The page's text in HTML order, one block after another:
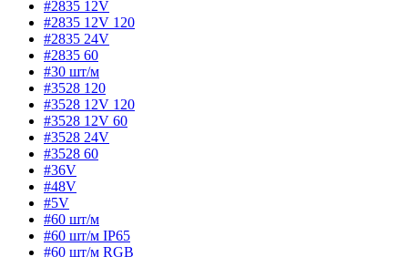
#2835 12V
#2835 12V 120
#2835 24V
#2835 60
#30 шт/м
#3528 120
#3528 12V 120
#3528 12V 60
#3528 24V
#3528 60
#36V
#48V
#5V
#60 шт/м
#60 шт/м IP65
#60 шт/м RGB